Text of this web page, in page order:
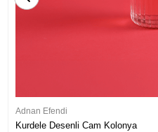
Adnan Efendi
Kurdele Desenli Cam Kolonya